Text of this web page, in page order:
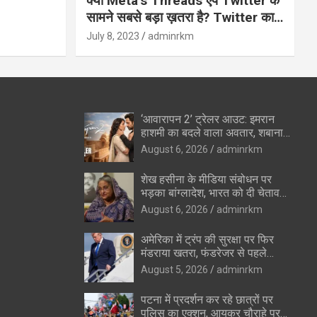
सामने सबसे बड़ा ख़तरा है? Twitter का
अंत?
July 8, 2023 adminrkm
‘आवारापन 2’ ट्रेलर आउट: इमरान
हाशमी का बदले वाला अवतार, शबाना
आजमी के विलेन रोल ने उड़ाए होश
August 6, 2026 adminrkm
शेख हसीना के मीडिया संबोधन पर
भड़का बांग्लादेश, भारत को दी चेतावनी
—”रिश्ते सुधारने की कोशिशों को
पहुंचेगा नुकसान”
August 6, 2026 adminrkm
अमेरिका में ट्रंप की सुरक्षा पर फिर
मंडराया खतरा, फंडरेजर से पहले
हथियारों के साथ संदिग्ध पकड़ा गया
August 5, 2026 adminrkm
पटना में प्रदर्शन कर रहे छात्रों पर
पुलिस का एक्शन, आयकर चौराहे पर